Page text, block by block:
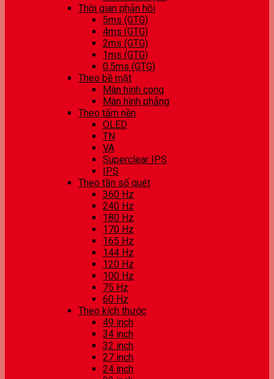
Thời gian phản hồi
5ms (GTG)
4ms (GTG)
2ms (GTG)
1ms (GTG)
0.5ms (GTG)
Theo bề mặt
Màn hình cong
Màn hình phẳng
Theo tấm nền
OLED
TN
VA
Superclear IPS
IPS
Theo tần số quét
360 Hz
240 Hz
180 Hz
170 Hz
165 Hz
144 Hz
120 Hz
100 Hz
75 Hz
60 Hz
Theo kích thước
49 inch
34 inch
32 inch
27 inch
24 inch